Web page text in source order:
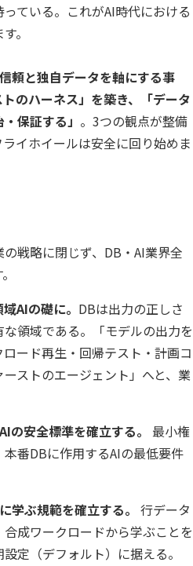
ている。これがAI時代における
。
頼と独自データを軸にする事
のハーネス」を築き、「データ
保証する」 。3つの観点が整備
イホイールは安全に回り始めま
戦略に閉じず、DB・AI業界全
AIの礎に。 DBは出力の正しさ
領域である。「モデルの出力を
ード再生・回帰テスト・計画コ
ストのエージェント」へと、業
の安全標準を確立する。
最小権
番DBに作用するAIの最低要件
学ぶ規範を確立する。 行データ
成ワークロードから学ぶことを
定（デフォルト）に据える。